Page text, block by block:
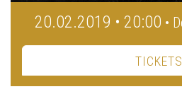
20.02.2019 • 20:00 •
TICKETS